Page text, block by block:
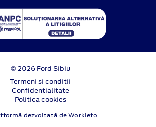
© 2026 Ford Sibiu
Termeni si conditii
Confidentialitate
Politica cookies
dezvoltată de Workleto